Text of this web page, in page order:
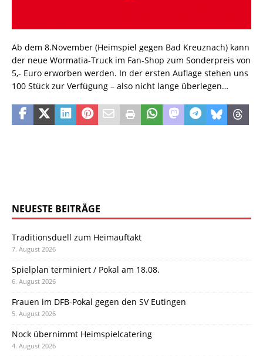
Ab dem 8.November (Heimspiel gegen Bad Kreuznach) kann
der neue Wormatia-Truck im Fan-Shop zum Sonderpreis von
5,- Euro erworben werden. In der ersten Auflage stehen uns
100 Stück zur Verfügung – also nicht lange überlegen…
NEUESTE BEITRÄGE
Traditionsduell zum Heimauftakt
7. August 2026
Spielplan terminiert / Pokal am 18.08.
6. August 2026
Frauen im DFB-Pokal gegen den SV Eutingen
5. August 2026
Nock übernimmt Heimspielcatering
4. August 2026